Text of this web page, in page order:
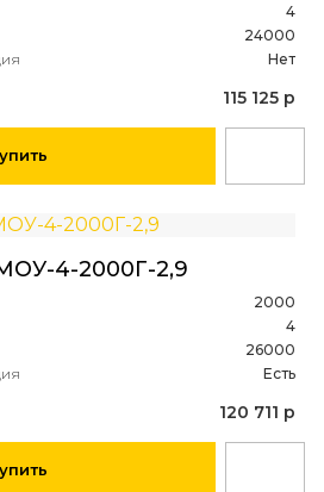
4
24000
Нет
115 125 р
4-2000Г-2,9
2000
4
26000
Есть
120 711 р